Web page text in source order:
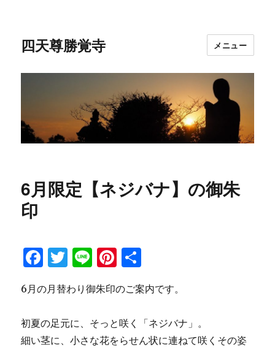
四天尊勝覚寺 メニュー
6月限定【ネジバナ】の御朱
印
F
c
e
b
T
it
te
r
Li
e
Pi
te
re
st
6月の月替わり御朱印のご案内です。
初夏の足元に、そっと咲く「ネジバナ」。
細い茎に、小さな花をらせん状に連ねて咲くその姿